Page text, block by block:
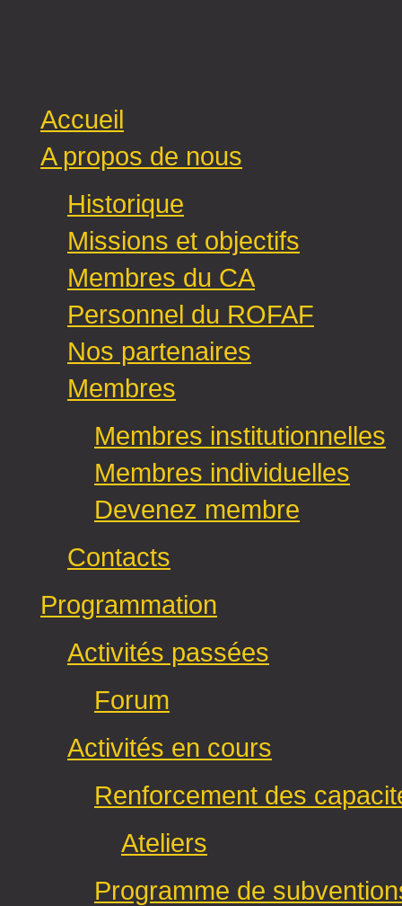
Accueil
A propos de nous
Historique
Missions et objectifs
Membres du CA
Personnel du ROFAF
Nos partenaires
Membres
Membres institutionnelles
Membres individuelles
Devenez membre
Contacts
Programmation
Activités passées
Forum
Activités en cours
Renforcement des
Ateliers
Programme de